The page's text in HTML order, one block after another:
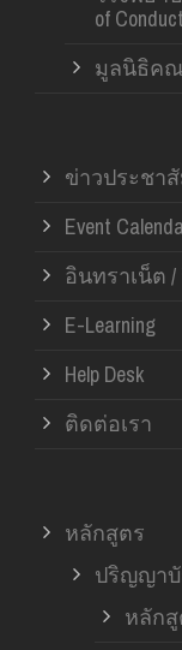
of Conduct
มูลนิธิค
ข่าวประชา
Event
อินทราเน็ต /
E-Learning
Help Desk
ติดต่อเรา
หลักสูตร
ปริญญา
หลัก